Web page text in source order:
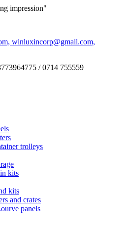
impression"
winluxincorp@gmail.com,
/ 0714 755559
trolleys
kits
kits
and crates
panels